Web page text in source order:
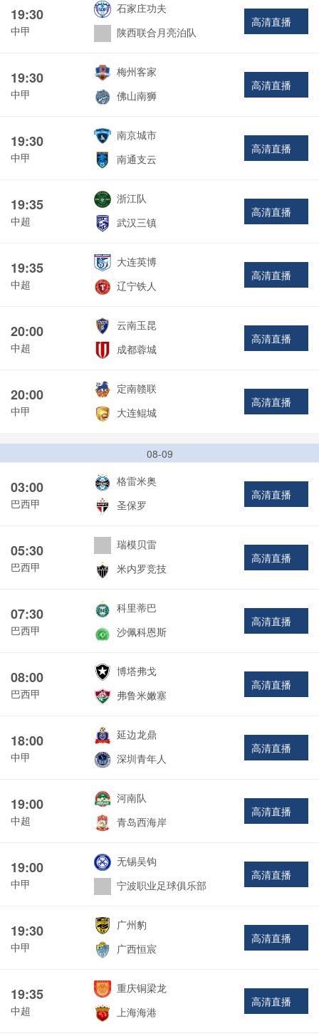
19:30
中甲
石家庄功夫
陕西联合月亮泊队
高清直播
19:30
中甲
梅州客家
佛山南狮
高清直播
19:30
中甲
南京城市
南通支云
高清直播
19:35
中超
浙江队
武汉三镇
高清直播
19:35
中超
大连英博
辽宁铁人
高清直播
20:00
中超
云南玉昆
成都蓉城
高清直播
20:00
中甲
定南赣联
大连鲲城
高清直播
08-09
03:00
巴西甲
格雷米奥
圣保罗
高清直播
05:30
巴西甲
瑞模贝雷
米内罗竞技
高清直播
07:30
巴西甲
科里蒂巴
沙佩科恩斯
高清直播
08:00
巴西甲
博塔弗戈
弗鲁米嫩塞
高清直播
18:00
中甲
延边龙鼎
深圳青年人
高清直播
19:00
中超
河南队
青岛西海岸
高清直播
19:00
中甲
无锡吴钩
宁波职业足球俱乐部
高清直播
19:30
中甲
广州豹
广西恒宸
高清直播
19:35
中超
重庆铜梁龙
上海海港
高清直播